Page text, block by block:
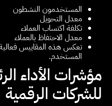
المستخدمون النشطون
معدل التحويل
تكلفة اكتساب العملاء
معدل الاحتفاظ بالعملاء
تعكس هذه المقاييس
المستخدم.
مؤشرات الأداء
للشركات الرقمية